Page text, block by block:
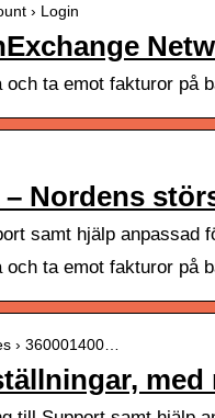
› Login
ta emot fakturor på
Nordens
samt hjälp
ta emot fakturor på
› 360001400…
med